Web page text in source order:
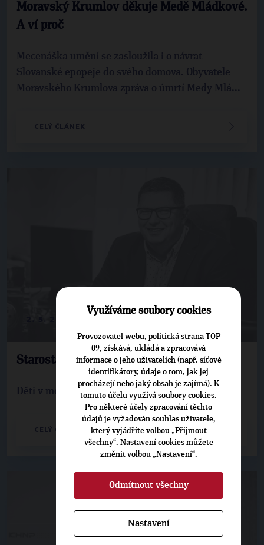
Moravský Krumlov děkuje Medě Mládkové.
A ví proč
Mecenáška umění se zasloužila i o návrat
Slovanské epopeje do svého domova. Obyvatele
Moravského Krumlova zpráva o úmrtí Medy Mlá...
CELÝ ČLÁNEK
Starosta Tomáš Třetina: Mají si kde hrát
Děti v moravském Krumlově mají nové hřiště.
CELÝ ČLÁNEK
Využíváme soubory cookies
Provozovatel webu, politická strana TOP
09, získává, ukládá a zpracovává
informace o jeho uživatelích (např. síťové
identifikátory, údaje o tom, jak jej
procházejí nebo jaký obsah je zajímá). K
tomuto účelu využívá soubory cookies.
Pro některé účely zpracování těchto
údajů je vyžadován souhlas uživatele,
který vyjádříte volbou „Přijmout
všechny“. Nastavení cookies můžete
změnit volbou „Nastavení“.
Odmítnout všechny
Nastavení